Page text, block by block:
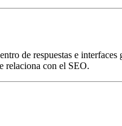
de respuestas e
relaciona con el SEO.